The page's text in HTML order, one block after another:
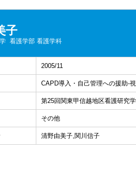
子
看護学部 看護学科
2005/11
CAPD導入・自己管理への援助-
第25回関東甲信越地区看護研究
その他
清野由美子,関川信子